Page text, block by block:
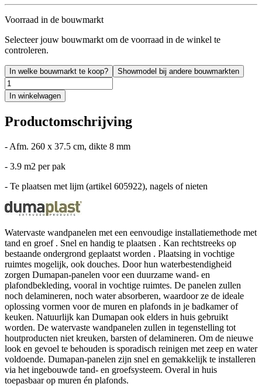
Voorraad in de bouwmarkt
Selecteer jouw bouwmarkt om de voorraad in de winkel te
controleren.
In welke bouwmarkt te koop? Showmodel bij andere bouwmarkten
In winkelwagen
Productomschrijving
- Afm. 260 x 37.5 cm, dikte 8 mm
- 3.9 m2 per pak
- Te plaatsen met lijm (artikel 605922), nagels of nieten
Watervaste wandpanelen met een eenvoudige installatiemethode met
tand en groef . Snel en handig te plaatsen . Kan rechtstreeks op
bestaande ondergrond geplaatst worden . Plaatsing in vochtige
ruimtes mogelijk, ook douches. Door hun waterbestendigheid
zorgen Dumapan-panelen voor een duurzame wand- en
plafondbekleding, vooral in vochtige ruimtes. De panelen zullen
noch delamineren, noch water absorberen, waardoor ze de ideale
oplossing vormen voor de muren en plafonds in je badkamer of
keuken. Natuurlijk kan Dumapan ook elders in huis gebruikt
worden. De watervaste wandpanelen zullen in tegenstelling tot
houtproducten niet kreuken, barsten of delamineren. Om de nieuwe
look en gevoel te behouden is sporadisch reinigen met zeep en water
voldoende. Dumapan-panelen zijn snel en gemakkelijk te installeren
via het ingebouwde tand- en groefsysteem. Overal in huis
toepasbaar op muren én plafonds.